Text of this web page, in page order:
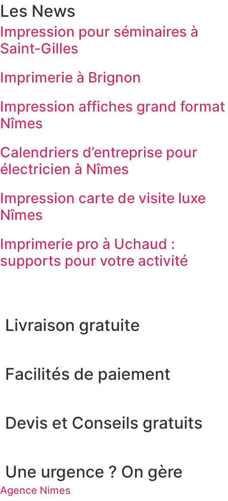
Les News
Impression pour séminaires à
Saint-Gilles
Imprimerie à Brignon
Impression affiches grand format
Nîmes
Calendriers d’entreprise pour
électricien à Nîmes
Impression carte de visite luxe
Nîmes
Imprimerie pro à Uchaud :
supports pour votre activité
Livraison gratuite
Facilités de paiement
Devis et Conseils gratuits
Une urgence ? On gère
Agence Nimes